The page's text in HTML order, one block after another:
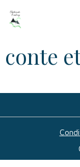
conte